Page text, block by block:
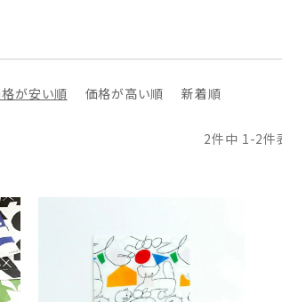
が安い順 価格が高い順 新着順
2件中 1-2件